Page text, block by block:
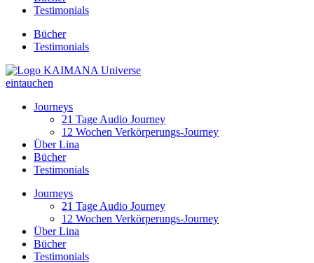
Testimonials
Bücher
Testimonials
eintauchen
Journeys
21 Tage Audio Journey
12 Wochen Verkörperungs-Journey
Über Lina
Bücher
Testimonials
Journeys
21 Tage Audio Journey
12 Wochen Verkörperungs-Journey
Über Lina
Bücher
Testimonials